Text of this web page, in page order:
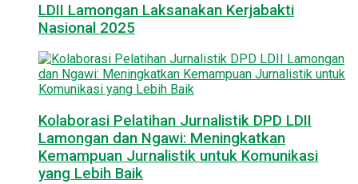
LDII Lamongan Laksanakan Kerjabakti
Nasional 2025
Kolaborasi Pelatihan Jurnalistik DPD LDII
Lamongan dan Ngawi: Meningkatkan
Kemampuan Jurnalistik untuk Komunikasi
yang Lebih Baik